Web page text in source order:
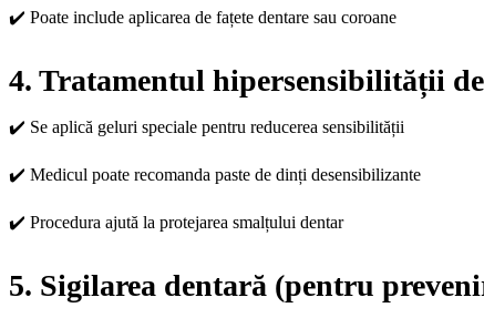
✔️ Poate include aplicarea de fațete dentare sau coroane
4. Tratamentul hipersensibilității
✔️ Se aplică geluri speciale pentru reducerea sensibilității
✔️ Medicul poate recomanda paste de dinți desensibilizante
✔️ Procedura ajută la protejarea smalțului dentar
5. Sigilarea dentară (pentru